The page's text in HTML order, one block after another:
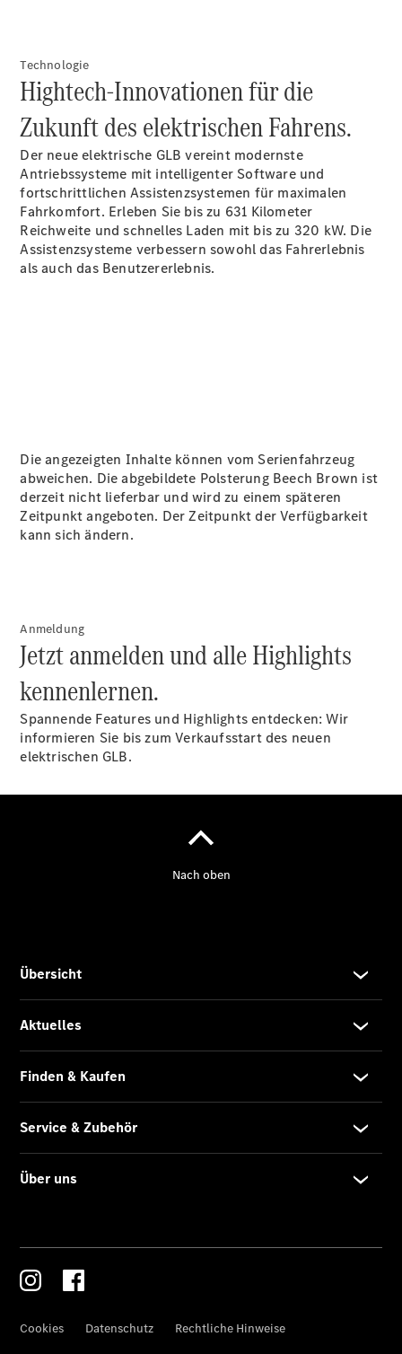
Technologie
Hightech-Innovationen für die
Zukunft des elektrischen Fahrens.
Der neue elektrische GLB vereint modernste
Antriebssysteme mit intelligenter Software und
fortschrittlichen Assistenzsystemen für maximalen
Fahrkomfort. Erleben Sie bis zu 631 Kilometer
Reichweite und schnelles Laden mit bis zu 320 kW. Die
Assistenzsysteme verbessern sowohl das Fahrerlebnis
als auch das Benutzererlebnis.
Die angezeigten Inhalte können vom Serienfahrzeug
abweichen. Die abgebildete Polsterung Beech Brown ist
derzeit nicht lieferbar und wird zu einem späteren
Zeitpunkt angeboten. Der Zeitpunkt der Verfügbarkeit
kann sich ändern.
Anmeldung
Jetzt anmelden und alle Highlights
kennenlernen.
Spannende Features und Highlights entdecken: Wir
informieren Sie bis zum Verkaufsstart des neuen
elektrischen GLB.